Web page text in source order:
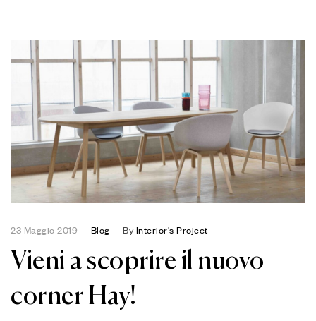
23 Maggio 2019 Blog ByInterior's Project
Vieni a scoprire il nuovo
corner Hay!